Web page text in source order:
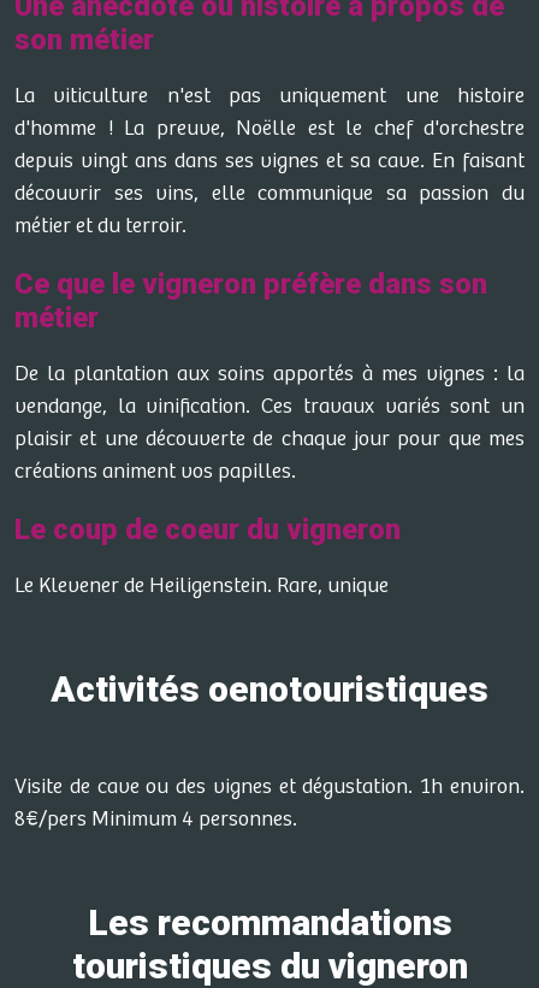
son métier
La viticulture n'est pas uniquement une histoire
d'homme ! La preuve, Noëlle est le chef d'orchestre
depuis vingt ans dans ses vignes et sa cave. En faisant
découvrir ses vins, elle communique sa passion du
métier et du terroir.
Ce que le vigneron préfère dans son
métier
De la plantation aux soins apportés à mes vignes : la
vendange, la vinification. Ces travaux variés sont un
plaisir et une découverte de chaque jour pour que mes
créations animent vos papilles.
Le coup de coeur du vigneron
Le Klevener de Heiligenstein. Rare, unique
Activités oenotouristiques
Visite de cave ou des vignes et dégustation. 1h environ.
8€/pers Minimum 4 personnes.
Les recommandations
touristiques du vigneron